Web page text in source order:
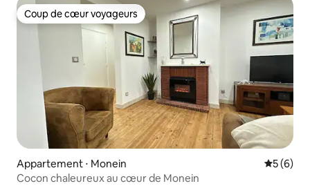
Coup de cœur voyageurs
Coup de cœur voyageurs
Appartement ⋅ Monein
5 (6)
Cocon chaleureux au cœur de Monein